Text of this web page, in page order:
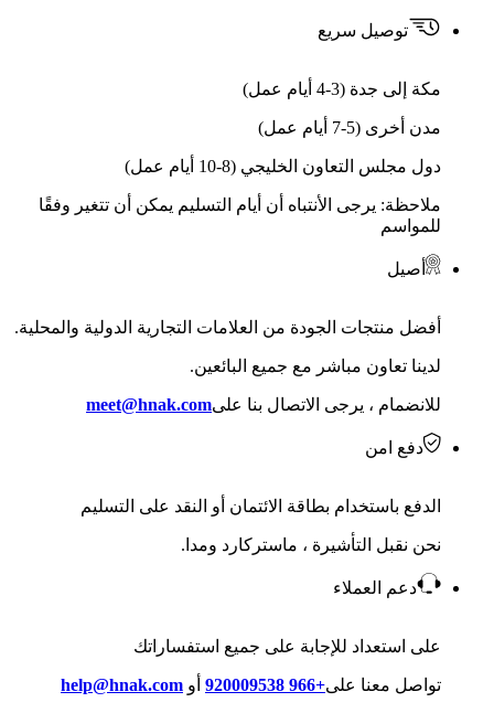
توصيل سريع
مكة إلى جدة (3-4 أيام عمل)
مدن أخرى (5-7 أيام عمل)
دول مجلس التعاون الخليجي (8-10 أيام عمل)
ملاحظة: يرجى الأنتباه أن أيام التسليم يمكن أن تتغير وفقًا
للمواسم
أصيل
أفضل منتجات الجودة من العلامات التجارية الدولية والمحلية.
لدينا تعاون مباشر مع جميع البائعين.
للانضمام ، يرجى الاتصال بنا علىmeet@hnak.com
دفع امن
الدفع باستخدام بطاقة الائتمان أو النقد على التسليم
نحن نقبل التأشيرة ، ماستركارد ومدا.
دعم العملاء
على استعداد للإجابة على جميع استفساراتك
تواصل معنا على+966 920009538 أو help@hnak.com